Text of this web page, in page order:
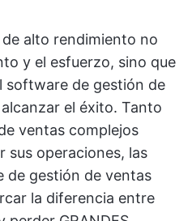
alto rendimiento no
y el esfuerzo, sino que
software de gestión de
el éxito. Tanto
ventas complejos
sus operaciones, las
de gestión de ventas
la diferencia entre